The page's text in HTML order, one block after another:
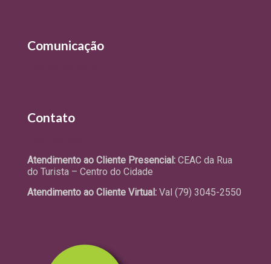
Comunicação
Contato
Atendimento ao Cliente Presencial: CEAC da Rua
do Turista – Centro do Cidade
Atendimento ao Cliente Virtual: Val (79) 3045-2550